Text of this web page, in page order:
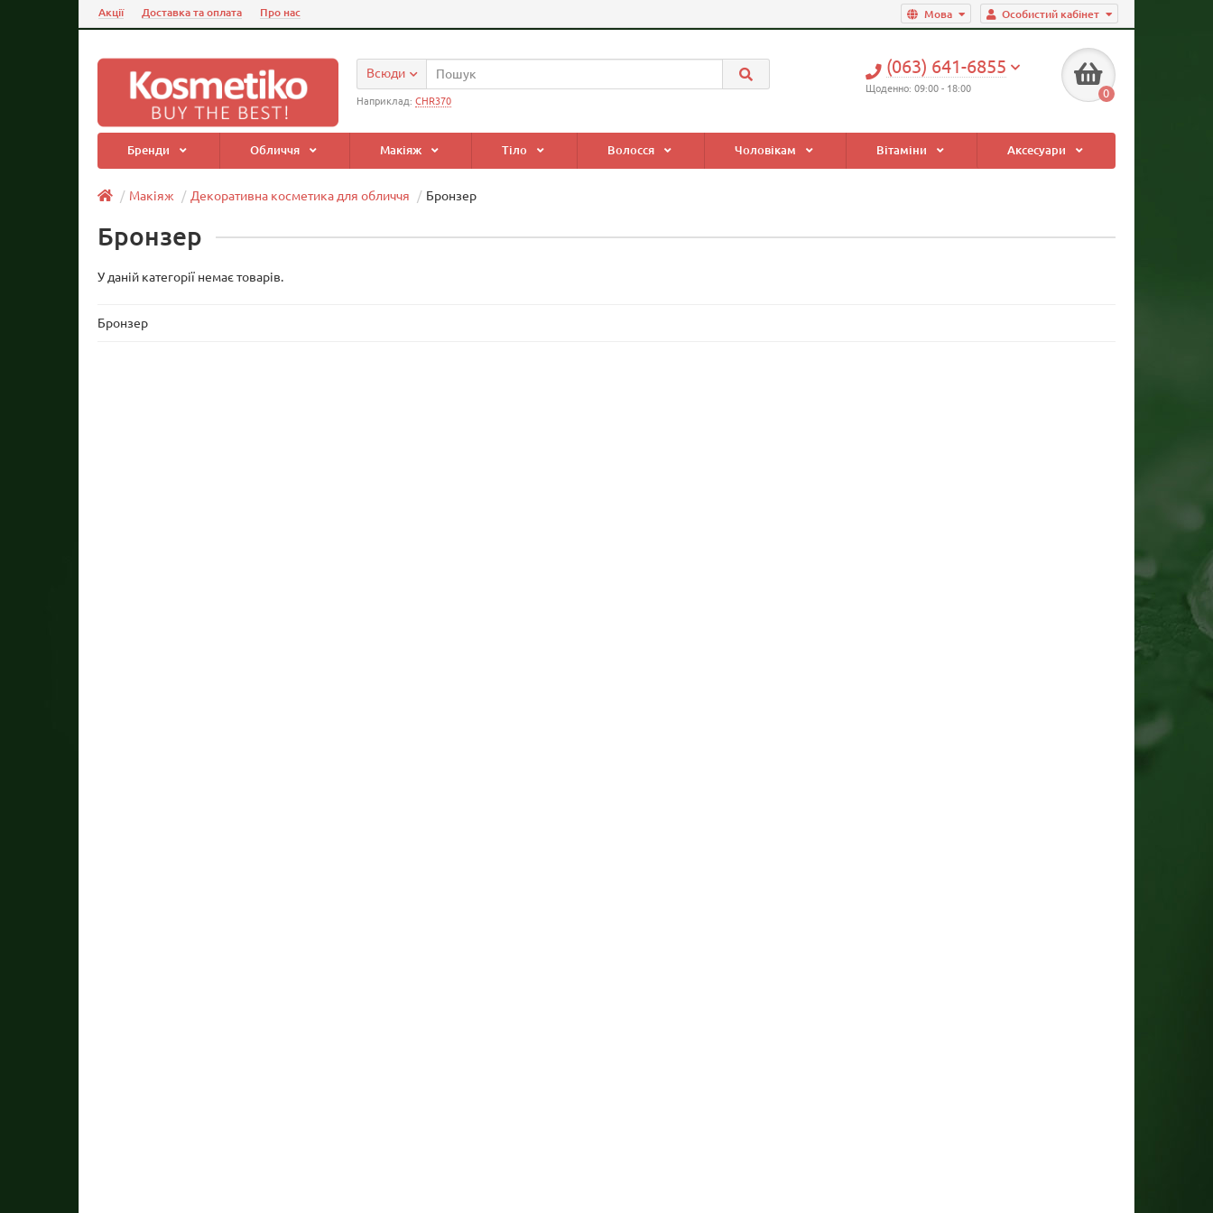
Особистий кабінет
Мова
Акції Доставка та оплата Про нас
(063) 641-6855
Щоденно: 09:00 - 18:00 0
Всюди
Наприклад: CHR370
Бренди Обличчя Макіяж Тіло Волосся Чоловікам Вітаміни Аксесуари
Макіяж Декоративна косметика для обличчя Бронзер
Бронзер
У даній категорії немає товарів.
Бронзер